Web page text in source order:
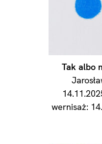
Tak albo
wernisaż: